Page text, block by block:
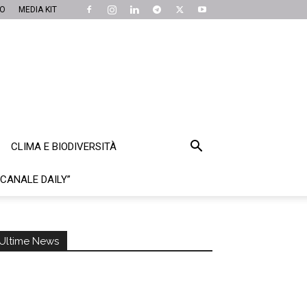
MEDIA KIT
CLIMA E BIODIVERSITÀ
DAILY”
News